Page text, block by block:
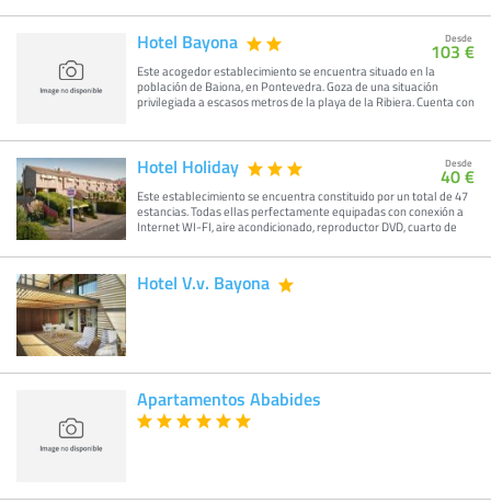
Hotel Bayona
Este acogedor establecimiento se encuentra situado en la
población de Baiona, en Pontevedra. Goza de una situación
privilegiada a escasos metros de la playa de la Ribiera. Cuenta con
Desde
103 €
Hotel Holiday
Este establecimiento se encuentra constituido por un total de 47
estancias. Todas ellas perfectamente equipadas con conexión a
Internet WI-FI, aire acondicionado, reproductor DVD, cuarto de
Desde
40 €
Hotel V.v. Bayona
Apartamentos Ababides